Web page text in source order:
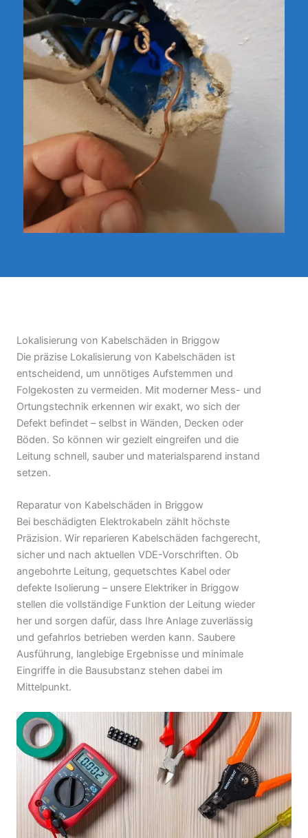
Lokalisierung von Kabelschäden in Briggow
Die präzise Lokalisierung von Kabelschäden ist
entscheidend, um unnötiges Aufstemmen und
Folgekosten zu vermeiden. Mit moderner Mess- und
Ortungstechnik erkennen wir exakt, wo sich der
Defekt befindet – selbst in Wänden, Decken oder
Böden. So können wir gezielt eingreifen und die
Leitung schnell, sauber und materialsparend instand
setzen.
Reparatur von Kabelschäden in Briggow
Bei beschädigten Elektrokabeln zählt höchste
Präzision. Wir reparieren Kabelschäden fachgerecht,
sicher und nach aktuellen VDE-Vorschriften. Ob
angebohrte Leitung, gequetschtes Kabel oder
defekte Isolierung – unsere Elektriker in Briggow
stellen die vollständige Funktion der Leitung wieder
her und sorgen dafür, dass Ihre Anlage zuverlässig
und gefahrlos betrieben werden kann. Saubere
Ausführung, langlebige Ergebnisse und minimale
Eingriffe in die Bausubstanz stehen dabei im
Mittelpunkt.